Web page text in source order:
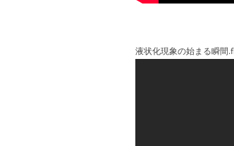
液状化現象の始まる瞬間